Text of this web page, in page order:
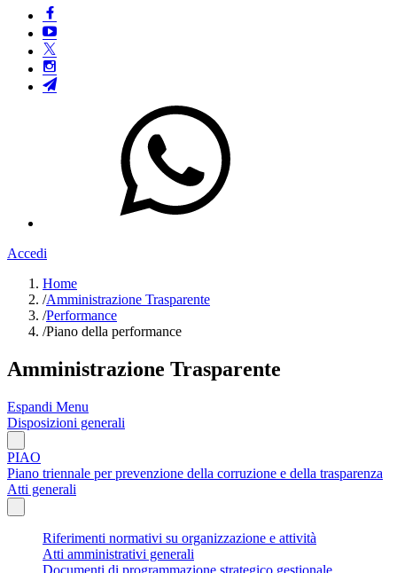
Accedi
Home
/Amministrazione Trasparente
/Performance
/Piano della performance
Amministrazione Trasparente
Espandi Menu
Disposizioni generali
PIAO
Piano triennale per prevenzione della corruzione e della trasparenza
Atti generali
Riferimenti normativi su organizzazione e attività
Atti amministrativi generali
Documenti di programmazione strategico gestionale